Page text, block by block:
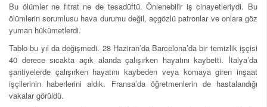
Bu ölümler ne fıtrat ne de tesadüftü. Önlenebilir iş cinayetleriydi. Bu
ölümlerin sorumlusu hava durumu değil, açgözlü patronlar ve onlara göz
yuman hükümetlerdi.
Tablo bu yıl da değişmedi. 28 Haziran’da Barcelona’da bir temizlik işçisi
40 derece sıcakta açık alanda çalışırken hayatını kaybetti. İtalya’da
şantiyelerde çalışırken hayatını kaybeden veya komaya giren inşaat
işçilerinin haberlerini aldık. Fransa’da öğretmenlerin de hastalandığı
vakalar görüldü.